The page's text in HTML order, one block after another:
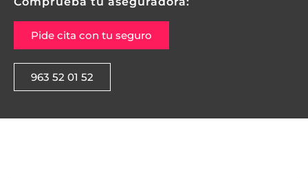
Pide cita con tu seguro
963 52 01 52